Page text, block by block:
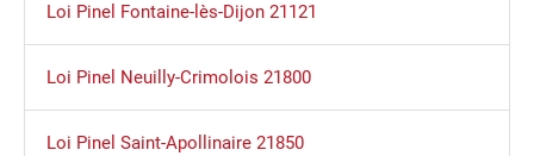
Loi Pinel Fontaine-lès-Dijon 21121
Loi Pinel Neuilly-Crimolois 21800
Loi Pinel Saint-Apollinaire 21850